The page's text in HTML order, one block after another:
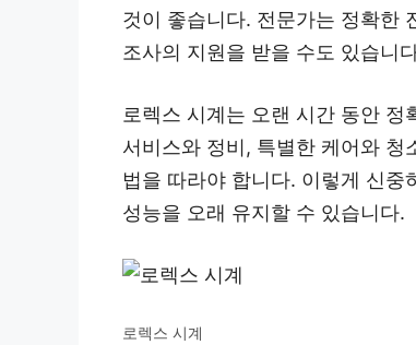
것이 좋습니다. 전문가는 정확한
조사의 지원을 받을 수도 있습니
로렉스 시계는 오랜 시간 동안 정
서비스와 정비, 특별한 케어와
법을 따라야 합니다. 이렇게 신
성능을 오래 유지할 수 있습니다.
로렉스 시계